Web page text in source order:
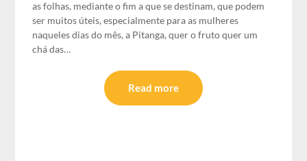
as folhas, mediante o fim a que se destinam, que podem
ser muitos úteis, especialmente para as mulheres
naqueles dias do mês, a Pitanga, quer o fruto quer um
chá das…
Read more